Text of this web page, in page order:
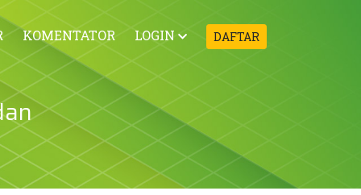
KOMENTATOR LOGIN DAFTAR